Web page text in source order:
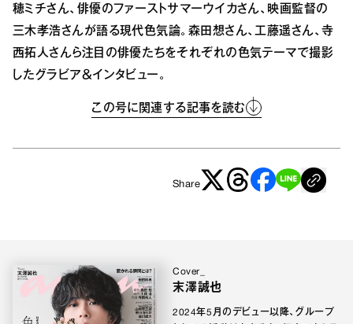
穂ミチさん、俳優のファーストサマーウイカさん、映画監督の
三木孝浩さんが語る現代色気論。森田想さん、工藤遥さん、寺
西拓人さんら注目の俳優たちをそれぞれの色気テーマで撮影
したグラビア＆インタビュー。
この号に関連する記事を読む
Share
Cover_
末澤誠也
2024年5月のデビュー以降、グループ